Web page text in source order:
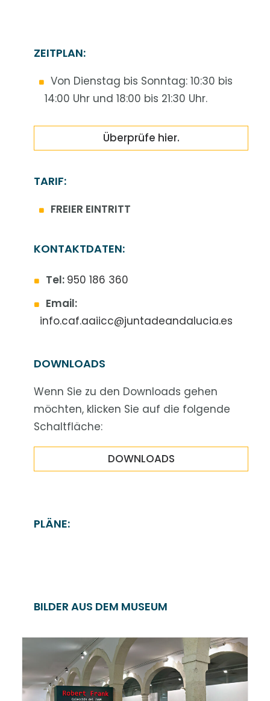
ZEITPLAN:
Von Dienstag bis Sonntag: 10:30 bis
14:00 Uhr und 18:00 bis 21:30 Uhr.
Überprüfe hier.
TARIF:
FREIER EINTRITT
KONTAKTDATEN:
Tel: 950 186 360
Email:
info.caf.aaiicc@juntadeandalucia.es
DOWNLOADS
Wenn Sie zu den Downloads gehen
möchten, klicken Sie auf die folgende
Schaltfläche:
DOWNLOADS
PLÄNE:
BILDER AUS DEM MUSEUM